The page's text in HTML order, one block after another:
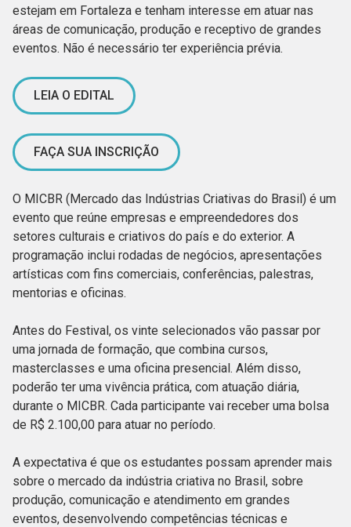
estejam em Fortaleza e tenham interesse em atuar nas
áreas de comunicação, produção e receptivo de grandes
eventos. Não é necessário ter experiência prévia.
LEIA O EDITAL
FAÇA SUA INSCRIÇÃO
O MICBR (Mercado das Indústrias Criativas do Brasil) é um
evento que reúne empresas e empreendedores dos
setores culturais e criativos do país e do exterior. A
programação inclui rodadas de negócios, apresentações
artísticas com fins comerciais, conferências, palestras,
mentorias e oficinas.
Antes do Festival, os vinte selecionados vão passar por
uma jornada de formação, que combina cursos,
masterclasses e uma oficina presencial. Além disso,
poderão ter uma vivência prática, com atuação diária,
durante o MICBR. Cada participante vai receber uma bolsa
de R$ 2.100,00 para atuar no período.
A expectativa é que os estudantes possam aprender mais
sobre o mercado da indústria criativa no Brasil, sobre
produção, comunicação e atendimento em grandes
eventos, desenvolvendo competências técnicas e